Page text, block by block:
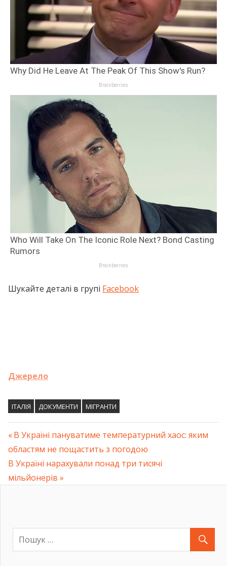
Шукайте деталі в групі Facebook
Джерело
ІТАЛІЯ ДОКУМЕНТИ МІГРАНТИ
Навігація
записів
Previous
Post:
В Україні пануватиме температурний хаос: яким
областям не пощастить з погодою
Next
Post:
В Україні нарахували понад три тисячі
мільйонерів